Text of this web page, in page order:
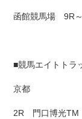
函館競馬場 9R
■競馬エイトトラ
京都
2R 門口博光TM